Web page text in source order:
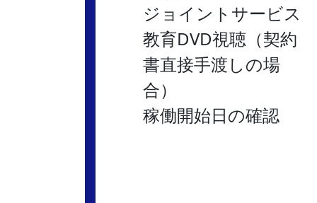
ジョイントサービス
教育DVD視聴（契約
書直接手渡しの場
合）
稼働開始日の確認